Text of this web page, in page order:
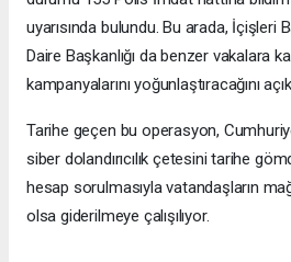
uyarısında bulundu. Bu arada, İçişleri
Daire Başkanlığı da benzer vakalara
kampanyalarını yoğunlaştıracağını
Tarihe geçen bu operasyon,
siber dolandırıcılık çetesini tarihe
hesap sorulmasıyla vatandaşların
olsa giderilmeye çalışılıyor.